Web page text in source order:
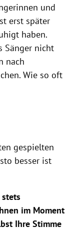
und
erst später
haben.
Sänger nicht
nach
Wie so oft
gespielten
besser ist
im Moment
Ihre Stimme